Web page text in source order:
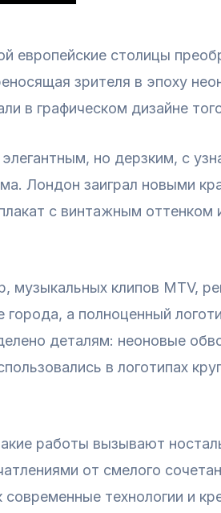
европейские столицы
зрителя в эпоху
в графическом дизайне
но дерзким, с
Лондон заиграл новыми
с винтажным оттенком
музыкальных клипов MTV,
а полноценный
деталям: неоновые
в логотипах
работы вызывают
от смелого
технологии и